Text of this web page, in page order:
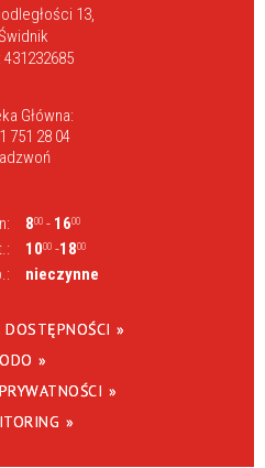
13,
431232685
Główna:
751 28 04
800 - 1600
1000 -1800
nieczynne
DOSTĘPNOŚCI »
»
»
»